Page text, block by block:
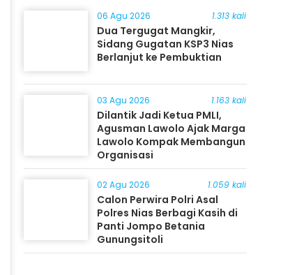
06 Agu 2026 1.313 kali
Dua Tergugat Mangkir,
Sidang Gugatan KSP3 Nias
Berlanjut ke Pembuktian
03 Agu 2026 1.163 kali
Dilantik Jadi Ketua PMLI,
Agusman Lawolo Ajak Marga
Lawolo Kompak Membangun
Organisasi
02 Agu 2026 1.059 kali
Calon Perwira Polri Asal
Polres Nias Berbagi Kasih di
Panti Jompo Betania
Gunungsitoli